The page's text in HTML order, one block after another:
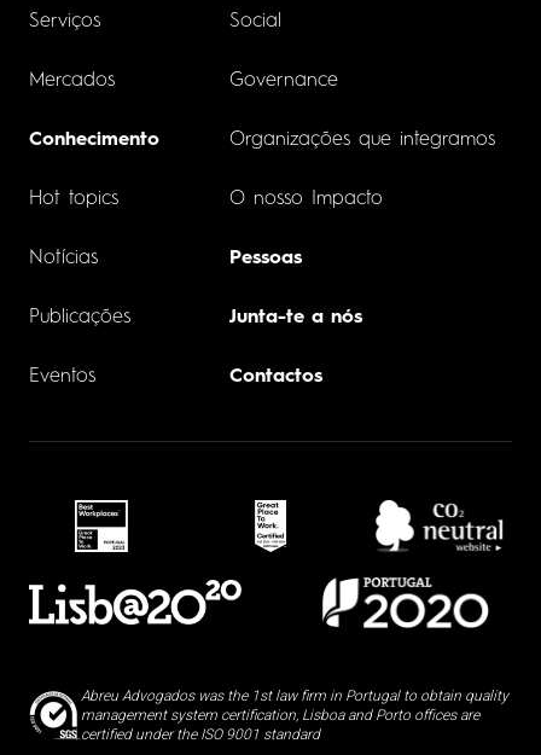
Serviços
Mercados
Conhecimento
Hot topics
Notícias
Publicações
Eventos
Social
Governance
Organizações que integramos
O nosso Impacto
Pessoas
Junta-te a nós
Contactos
Abreu Advogados was the 1st law firm in Portugal to obtain quality
management system certification, Lisboa and Porto offices are
certified under the ISO 9001 standard